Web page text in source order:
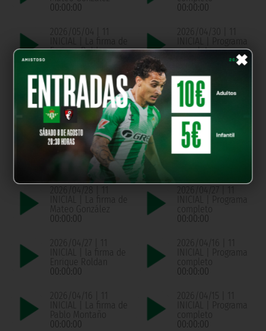
×
00:00:00
00:00:00
2026/05/04 | 11
INICIAL | La firma de
Enrique Roldan
2026/04/30 | 11
INICIAL | Programa
completo
2026/04/30 | 11
INICIAL | La firma de
Pablo Montaño
00:00:00
2026/04/29 | 11
INICIAL | Programa
completo
00:00:00
2026/04/29 | 11
INICIAL | La firma de
Chema de Aquino
2026/04/28 | 11
INICIAL | Programa
completo
2026/04/28 | 11
INICIAL | La firma de
Mateo González
00:00:00
2026/04/27 | 11
INICIAL | Programa
completo
00:00:00
2026/04/27 | 11
INICIAL | la firma de
Enrique Roldan
00:00:00
2026/04/16 | 11
INICIAL | Programa
completo
00:00:00
2026/04/16 | 11
INICIAL | La firma de
Pablo Montaño
00:00:00
2026/04/15 | 11
INICIAL | Programa
completo
00:00:00